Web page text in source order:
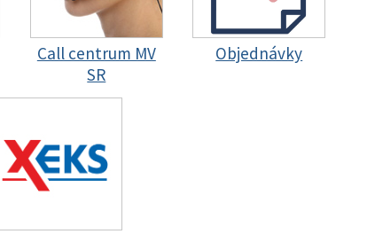
Call centrum MV
SR
Objednávky